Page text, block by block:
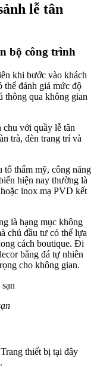
lễ tân
bộ công trình
khi bước vào khách
thể đánh giá mức độ
thông qua không gian
với quầy lễ tân
trà, đèn trang trí và
tố thẩm mỹ, công năng
hiện nay thường là
inox mạ PVD kết
là hạng mục không
chủ đầu tư có thể lựa
cách boutique. Đi
bằng đá tự nhiên
cho không gian.
thiết bị tại đây